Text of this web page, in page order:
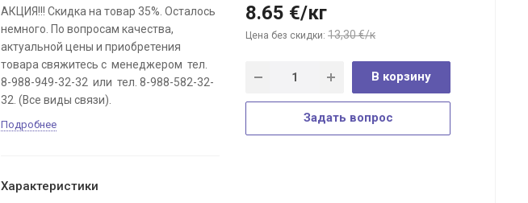
АКЦИЯ!!! Скидка на товар 35%. Осталось
немного. По вопросам качества,
актуальной цены и приобретения
товара свяжитесь с менеджером тел.
8-988-949-32-32 или тел. 8-988-582-32-
32. (Все виды связи).
Подробнее
Характеристики
8.65 €/кг
Цена без скидки: 13,30 €/к
В корзину
Задать вопрос